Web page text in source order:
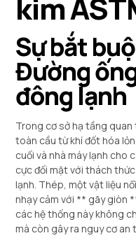
kim
Sự bắt
Đường
đông lạnh
Trong cơ sở hạ tầng
toàn cầu từ khí đốt hóa
cuối và nhà máy lạnh cho
cực đối mặt với thách
lạnh. Thép, một vật liệu
nhạy cảm với ** gãy giòn
các hệ thống này không
mà còn gây ra nguy cơ